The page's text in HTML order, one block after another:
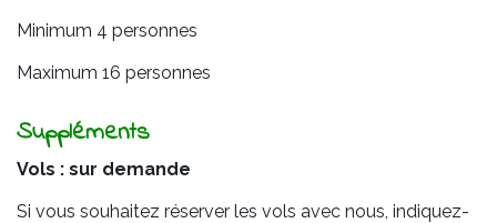
Minimum 4 personnes
Maximum 16 personnes
Suppléments
Vols : sur demande
Si vous souhaitez réserver les vols avec nous, indiquez-